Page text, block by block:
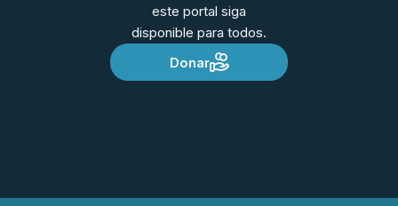
este portal siga
disponible para todos.
Donar